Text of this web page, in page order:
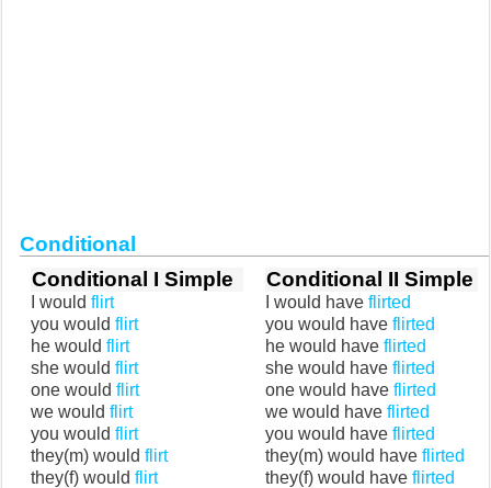
Conditional
Conditional I Simple
I would flirt
you would flirt
he would flirt
she would flirt
one would flirt
we would flirt
you would flirt
they(m) would flirt
they(f) would flirt
Conditional II Simple
I would have flirted
you would have flirted
he would have flirted
she would have flirted
one would have flirted
we would have flirted
you would have flirted
they(m) would have flirted
they(f) would have flirted